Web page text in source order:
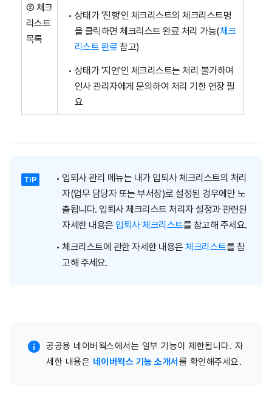
② 체크
리스트
목록
상태가 '진행'인 체크리스트의 체크리스트명
을 클릭하면 체크리스트 완료 처리 가능(체크
리스트 완료 참고)
상태가 '지연'인 체크리스트는 처리 불가하며
인사 관리자에게 문의하여 처리 기한 연장 필
요
입퇴사 관리 메뉴는 내가 입퇴사 체크리스트의 처리
자(업무 담당자 또는 부서장)로 설정된 경우에만 노
출됩니다. 입퇴사 체크리스트 처리자 설정과 관련된
자세한 내용은 입퇴사 체크리스트를 참고해 주세요.
체크리스트에 관한 자세한 내용은체크리스트를 참
고해 주세요.
공공용 네이버웍스에서는 일부 기능이 제한됩니다. 자
세한 내용은 네이버웍스 기능 소개서 를 확인해주세요.